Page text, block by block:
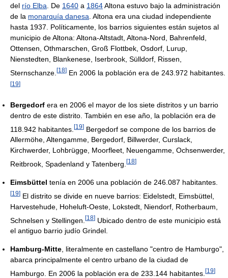
del río Elba. De 1640 a 1864Altona estuvo bajo la administración
de la monarquía danesa. Altona era una ciudad independiente
hasta 1937. Políticamente, los barrios siguientes están sujetos al
municipio de Altona: Altona-Altstadt, Altona-Nord, Bahrenfeld,
Ottensen, Othmarschen, Groß Flottbek, Osdorf, Lurup,
Nienstedten, Blankenese, Iserbrook, Sülldorf, Rissen,
Sternschanze. [18] En 2006 la población era de 243.972 habitantes.
[19]
Bergedorf era en 2006 el mayor de los siete distritos y un barrio
dentro de este distrito. También en ese año, la población era de
118.942 habitantes. [19] Bergedorf se compone de los barrios de
Allermöhe, Altengamme, Bergedorf, Billwerder, Curslack,
Kirchwerder, Lohbrügge, Moorfleet, Neuengamme, Ochsenwerder,
Reitbrook, Spadenland y Tatenberg. [18]
Eimsbüttel tenía en 2006 una población de 246.087 habitantes.
[19] El distrito se divide en nueve barrios: Eidelstedt, Eimsbüttel,
Harvestehude, Hoheluft-Oeste, Lokstedt, Niendorf, Rotherbaum,
Schnelsen y Stellingen. [18] Ubicado dentro de este municipio está
el antiguo barrio judío Grindel.
Hamburg-Mitte , literalmente en castellano "centro de Hamburgo",
abarca principalmente el centro urbano de la ciudad de
Hamburgo. En 2006 la población era de 233.144 habitantes. [19]